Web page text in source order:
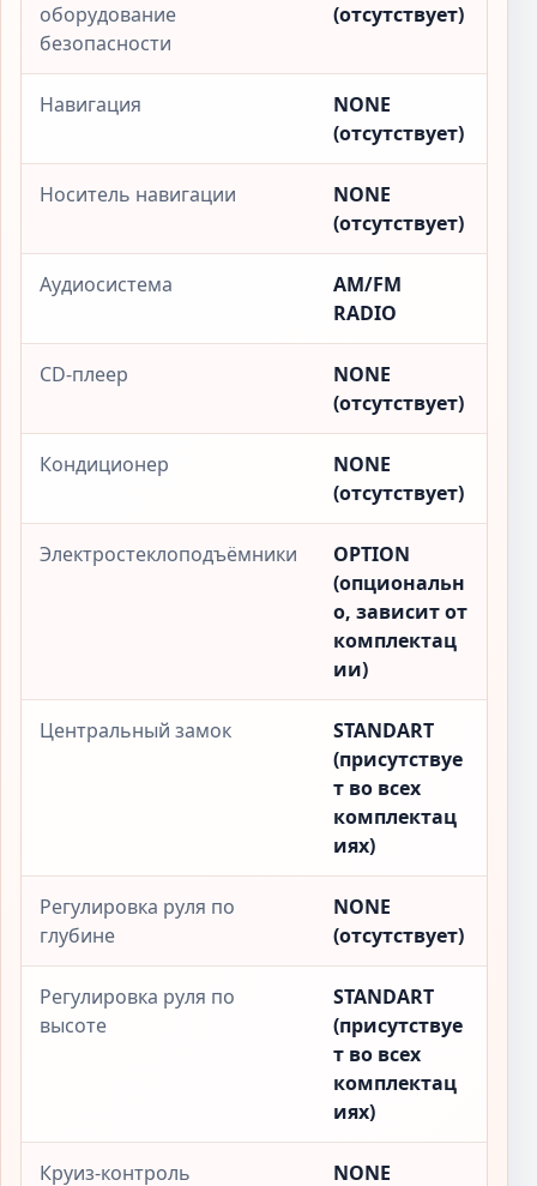
оборудование
безопасности
(отсутствует)
Навигация
NONE
(отсутствует)
Носитель навигации
NONE
(отсутствует)
Аудиосистема
AM/FM
RADIO
CD-плеер
NONE
(отсутствует)
Кондиционер
NONE
(отсутствует)
Электростеклоподъёмники
OPTION
(опциональн
о, зависит от
комплектац
ии)
Центральный замок
STANDART
(присутствуе
т во всех
комплектац
иях)
Регулировка руля по
глубине
NONE
(отсутствует)
Регулировка руля по
высоте
STANDART
(присутствуе
т во всех
комплектац
иях)
Круиз-контроль NONE